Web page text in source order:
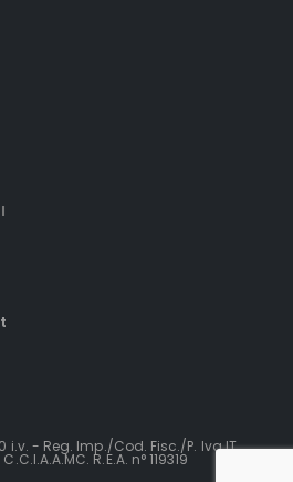
i.v. - Reg. Imp./Cod. Fisc./P. Iva IT
R.E.A. n° 119319